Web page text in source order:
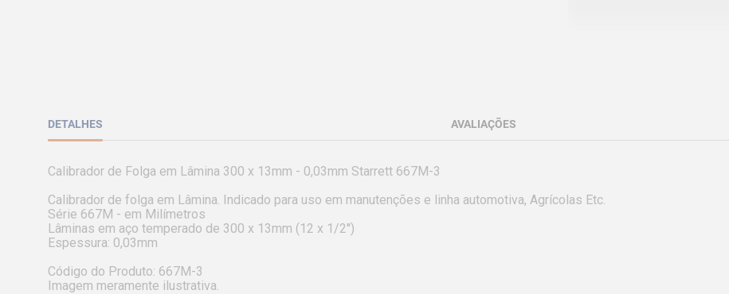
DETALHES AVALIAÇÕES
Calibrador de Folga em Lâmina 300 x 13mm - 0,03mm Starrett 667M-3
Calibrador de folga em Lâmina. Indicado para uso em manutenções e linha automotiva, Agrícolas Etc.
Série 667M - em Milímetros
Lâminas em aço temperado de 300 x 13mm (12 x 1/2'')
Espessura: 0,03mm
Código do Produto: 667M-3
Imagem meramente ilustrativa.